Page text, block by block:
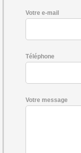
Votre e-mail
Téléphone
Votre message